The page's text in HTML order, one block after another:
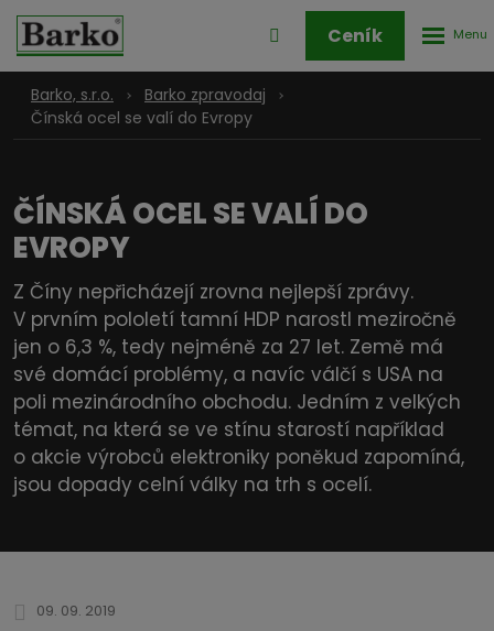
Přihlášení
Ceník
Barko, s.r.o.
Barko zpravodaj
Čínská ocel se valí do Evropy
ČÍNSKÁ OCEL SE VALÍ DO
EVROPY
Z Číny nepřicházejí zrovna nejlepší zprávy.
V prvním pololetí tamní HDP narostl meziročně
jen o 6,3 %, tedy nejméně za 27 let. Země má
své domácí problémy, a navíc válčí s USA na
poli mezinárodního obchodu. Jedním z velkých
témat, na která se ve stínu starostí například
o akcie výrobců elektroniky poněkud zapomíná,
jsou dopady celní války na trh s ocelí.
09. 09. 2019